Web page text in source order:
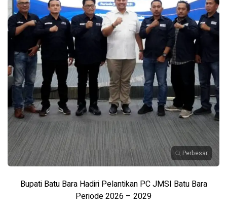
Perbesar
Bupati Batu Bara Hadiri Pelantikan PC JMSI Batu Bara
Periode 2026 – 2029